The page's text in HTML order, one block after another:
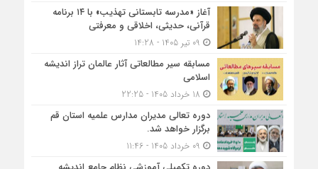
آغاز «مدرسه تابستانی تهذیب» با ۱۴ برنامه
قرآنی، حدیثی، اخلاقی و معرفتی
مسابقه سیر مطالعاتی آثار عالمان تراز اندیشه
اسلامی
دوره تعالی مدیران مدارس علمیه استان قم
برگزار خواهد شد.